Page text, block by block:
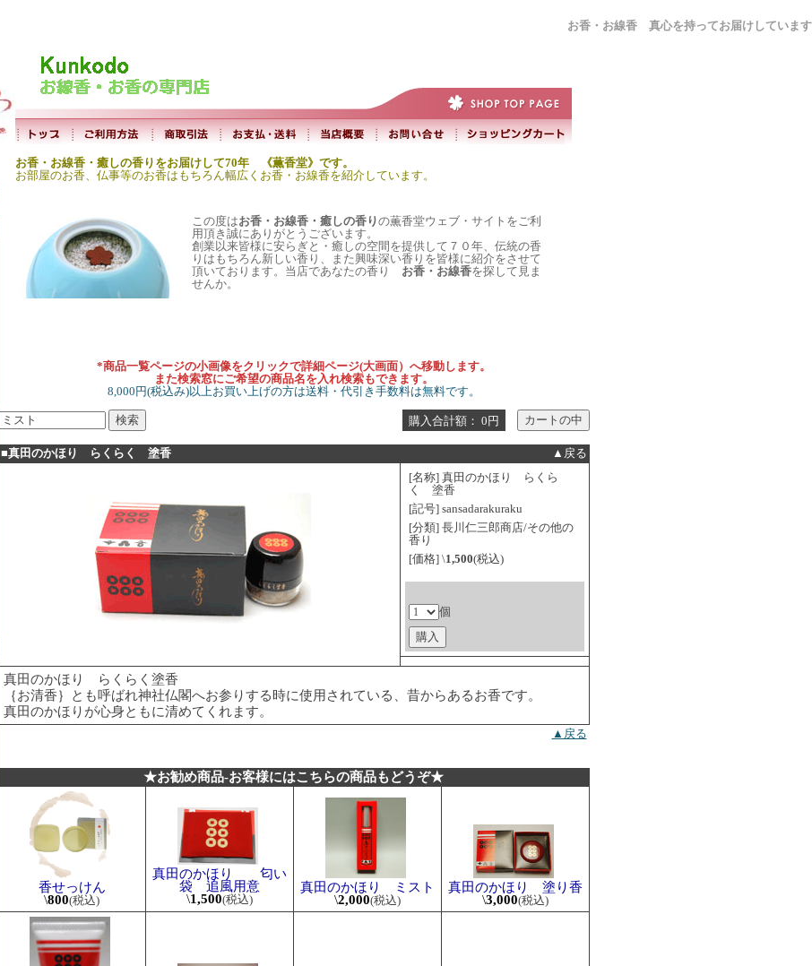
お香・お線香 真心を持ってお届けしています
お香・お線香・癒しの香りをお届けして70年 《薫香堂》です。
お部屋のお香、仏事等のお香はもちろん幅広くお香・お線香を紹介しています。
この度はお香・お線香・癒しの香りの薫香堂ウェブ・サイトをご利
用頂き誠にありがとうございます。
創業以来皆様に安らぎと・癒しの空間を提供して７０年、伝統の香
りはもちろん新しい香り、また興味深い香りを皆様に紹介をさせて
頂いております。当店であなたの香り お香・お線香を探して見ま
せんか。
*商品一覧ページの小画像をクリックで詳細ページ(大画面）へ移動します。
また検索窓にご希望の商品名を入れ検索もできます。
8,000円(税込み)以上お買い上げの方は送料・代引き手数料は無料です。
購入合計額： 0円
■真田のかほり らくらく 塗香
▲戻る
[名称] 真田のかほり らくら
く 塗香
[記号] sansadarakuraku
[分類] 長川仁三郎商店/その他の
香り
[価格] \1,500(税込)
個
真田のかほり らくらく塗香
｛お清香｝とも呼ばれ神社仏閣へお参りする時に使用されている、昔からあるお香です。
真田のかほりが心身ともに清めてくれます。
▲戻る
★お勧め商品-お客様にはこちらの商品もどうぞ★
香せっけん
\800(税込)
真田のかほり 匂い
袋 追風用意
\1,500(税込)
真田のかほり ミスト
\2,000(税込)
真田のかほり 塗り香
\3,000(税込)